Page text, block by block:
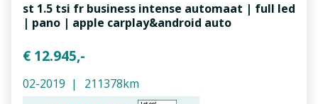
st 1.5 tsi fr business intense automaat | full led
| pano | apple carplay&android auto
€ 12.945,-
02-2019 211378km